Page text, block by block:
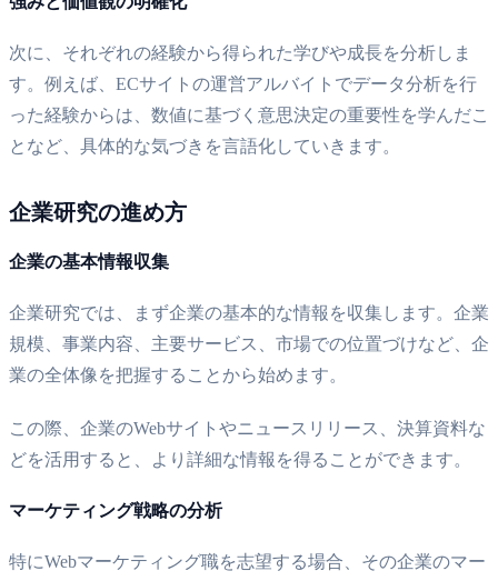
次に、それぞれの経験から得られた学びや成長を分析しま
す。例えば、ECサイトの運営アルバイトでデータ分析を行
った経験からは、数値に基づく意思決定の重要性を学んだこ
となど、具体的な気づきを言語化していきます。
企業研究の進め方
企業の基本情報収集
企業研究では、まず企業の基本的な情報を収集します。企業
規模、事業内容、主要サービス、市場での位置づけなど、企
業の全体像を把握することから始めます。
この際、企業のWebサイトやニュースリリース、決算資料な
どを活用すると、より詳細な情報を得ることができます。
マーケティング戦略の分析
特にWebマーケティング職を志望する場合、その企業のマー